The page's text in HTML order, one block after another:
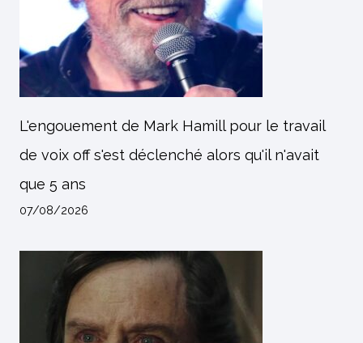
L'engouement de Mark Hamill pour le travail
de voix off s'est déclenché alors qu'il n'avait
que 5 ans
07/08/2026